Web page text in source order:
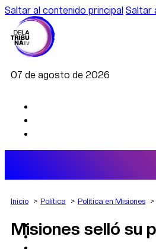
Saltar al contenido principal Saltar
07 de agosto de 2026
AGRO
DEPORTES
Inicio Política Política en Misiones
Misiones selló su